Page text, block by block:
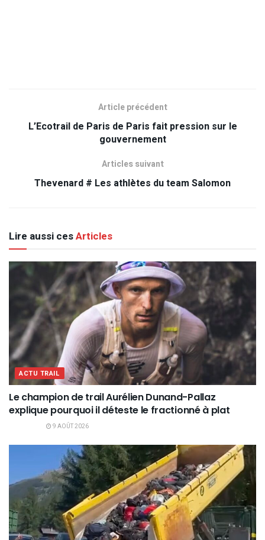
Article précédent
L’Ecotrail de Paris de Paris fait pression sur le
gouvernement
Articles suivant
Thevenard # Les athlètes du team Salomon
Lire aussi cesArticles
ACTU TRAIL
Le champion de trail Aurélien Dunand-Pallaz
explique pourquoi il déteste le fractionné à plat
9 AOÛT 2026